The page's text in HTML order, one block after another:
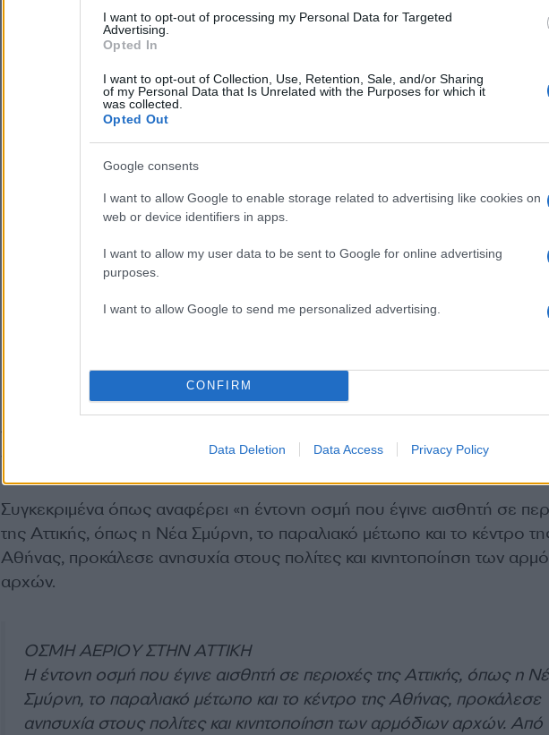
I want to opt-out of processing my Personal Data for Targeted
Advertising.
Opted In
I want to opt-out of Collection, Use, Retention, Sale, and/or Sharing
of my Personal Data that Is Unrelated with the Purposes for which it
was collected.
Opted Out
Google consents
I want to allow Google to enable storage related to advertising like cookies on
web or device identifiers in apps.
I want to allow my user data to be sent to Google for online advertising
purposes.
I want to allow Google to send me personalized advertising.
CONFIRM
Data Deletion Data Access Privacy Policy
Ο πρώην διευθυντής της ΕΜΥ σε ανάρτηση στο Χ αναφέρει μερικά
για την προέλευση της έντονης μυρωδιάς που προκάλεσε αναστάτωση
Συγκεκριμένα όπως αναφέρει «η έντονη οσμή που έγινε αισθητή σε
της Αττικής, όπως η Νέα Σμύρνη, το παραλιακό μέτωπο και το κέντρο
Αθήνας, προκάλεσε ανησυχία στους πολίτες και κινητοποίηση των
αρχών.
ΟΣΜΗ ΑΕΡΙΟΥ ΣΤΗΝ ΑΤΤΙΚΗ
Η έντονη οσμή που έγινε αισθητή σε περιοχές της Αττικής, όπως η
Σμύρνη, το παραλιακό μέτωπο και το κέντρο της Αθήνας, προκάλεσε
ανησυχία στους πολίτες και κινητοποίηση των αρμόδιων αρχών. Από